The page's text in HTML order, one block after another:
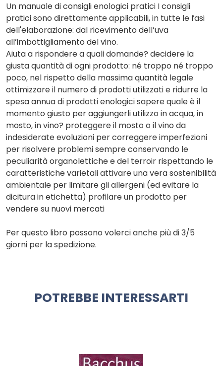
Un manuale di consigli enologici pratici I consigli
pratici sono direttamente applicabili, in tutte le fasi
dell'elaborazione: dal ricevimento dell’uva
all’imbottigliamento del vino.
Aiuta a rispondere a quali domande? decidere la
giusta quantità di ogni prodotto: né troppo né troppo
poco, nel rispetto della massima quantità legale
ottimizzare il numero di prodotti utilizzati e ridurre la
spesa annua di prodotti enologici sapere quale è il
momento giusto per aggiungerli utilizzo in acqua, in
mosto, in vino? proteggere il mosto o il vino da
indesiderate evoluzioni per correggere imperfezioni
per risolvere problemi sempre conservando le
peculiarità organolettiche e del terroir rispettando le
caratteristiche varietali attivare una vera sostenibilità
ambientale per limitare gli allergeni (ed evitare la
dicitura in etichetta) profilare un prodotto per
vendere su nuovi mercati
Per questo libro possono volerci anche più di 3/5
giorni per la spedizione.
POTREBBE INTERESSARTI